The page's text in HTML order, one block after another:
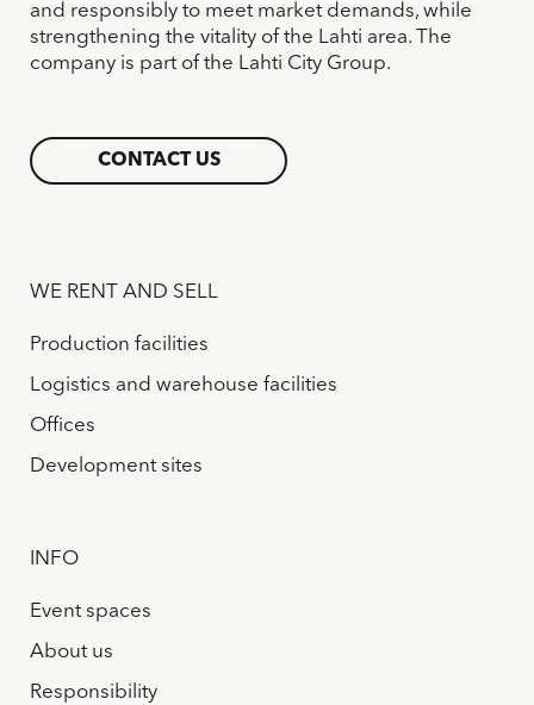
and responsibly to meet market demands, while
strengthening the vitality of the Lahti area. The
company is part of the Lahti City Group.
CONTACT US
WE RENT AND SELL
Production facilities
Logistics and warehouse facilities
Offices
Development sites
INFO
Event spaces
About us
Responsibility